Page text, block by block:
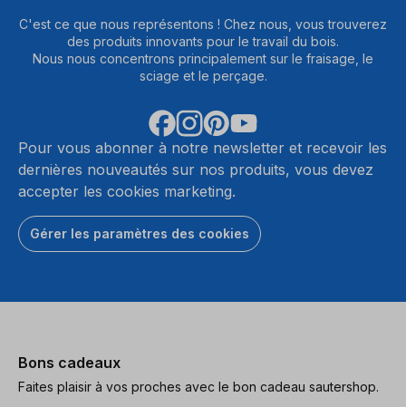
C'est ce que nous représentons ! Chez nous, vous trouverez
des produits innovants pour le travail du bois.
Nous nous concentrons principalement sur le fraisage, le
sciage et le perçage.
Pour vous abonner à notre newsletter et recevoir les
dernières nouveautés sur nos produits, vous devez
accepter les cookies marketing.
Gérer les paramètres des cookies
Bons cadeaux
Faites plaisir à vos proches avec le bon cadeau sautershop.